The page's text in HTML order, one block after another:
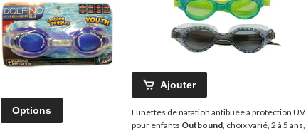
Options
Ajouter
Lunettes de natation antibuée à protection UV
pour enfants Outbound , choix varié, 2 à 5 ans,